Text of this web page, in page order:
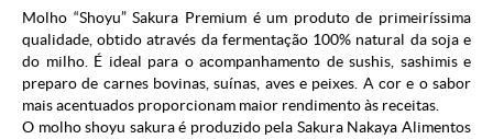
Molho “Shoyu” Sakura Premium é um produto de primeiríssima
qualidade, obtido através da fermentação 100% natural da soja e
do milho. É ideal para o acompanhamento de sushis, sashimis e
preparo de carnes bovinas, suínas, aves e peixes. A cor e o sabor
mais acentuados proporcionam maior rendimento às receitas.
O molho shoyu sakura é produzido pela Sakura Nakaya Alimentos